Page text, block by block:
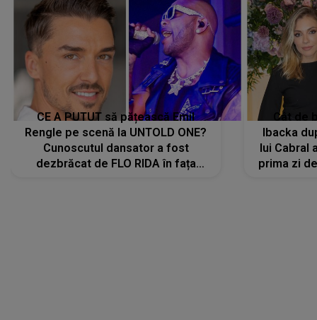
CE A PUTUT să pățească Emil
Rengle pe scenă la UNTOLD ONE?
Cunoscutul dansator a fost
dezbrăcat de FLO RIDA în fața
Cât de
Ibacka
lui Cabral
prima zi